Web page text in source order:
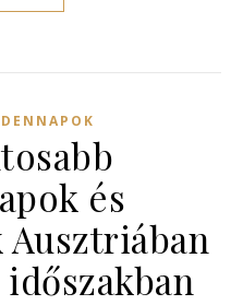
és
Ausztriában